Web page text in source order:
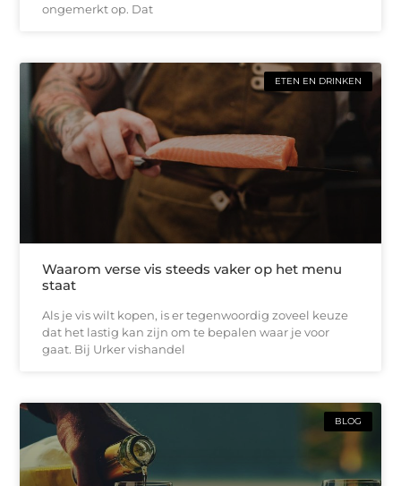
ongemerkt op. Dat
ETEN EN DRINKEN
Waarom verse vis steeds vaker op het menu
staat
Als je vis wilt kopen, is er tegenwoordig zoveel keuze
dat het lastig kan zijn om te bepalen waar je voor
gaat. Bij Urker vishandel
BLOG